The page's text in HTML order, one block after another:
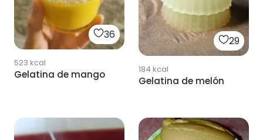
36
523 kcal
Gelatina de mango
29
184 kcal
Gelatina de melón